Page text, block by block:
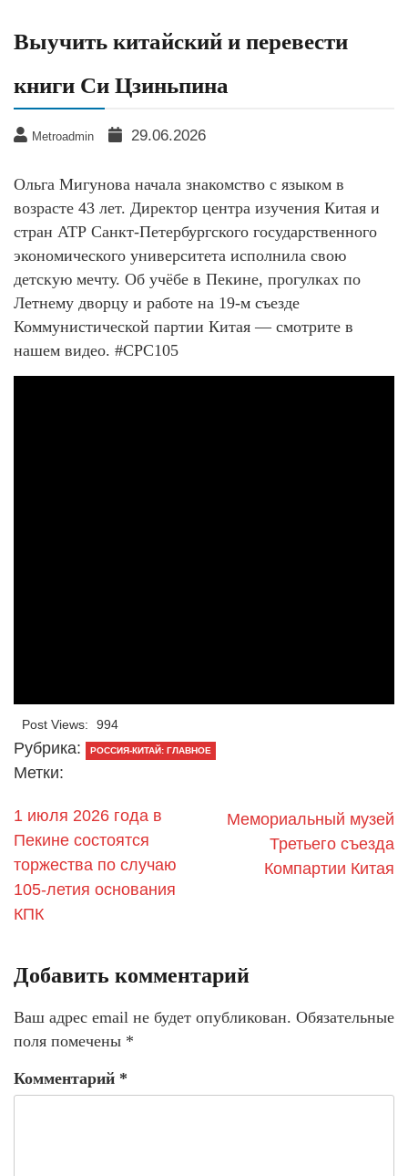
Выучить китайский и перевести
книги Си Цзиньпина
Metroadmin 29.06.2026
Ольга Мигунова начала знакомство с языком в
возрасте 43 лет. Директор центра изучения Китая и
стран АТР Санкт-Петербургского государственного
экономического университета исполнила свою
детскую мечту. Об учёбе в Пекине, прогулках по
Летнему дворцу и работе на 19-м съезде
Коммунистической партии Китая — смотрите в
нашем видео. #CPC105
Post Views: 994
Рубрика: РОССИЯ-КИТАЙ: ГЛАВНОЕ
Метки:
1 июля 2026 года в
Пекине состоятся
торжества по случаю
105-летия основания
КПК
Мемориальный музей
Третьего съезда
Компартии Китая
Добавить комментарий
Ваш адрес email не будет опубликован. Обязательные
поля помечены *
Комментарий *